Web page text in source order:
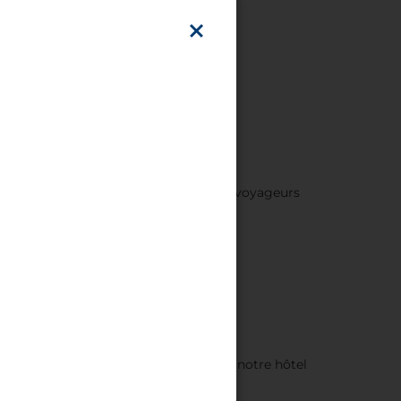
du marché. Les touristes et les voyageurs
Selon l'un de nos visiteurs, notre hôtel